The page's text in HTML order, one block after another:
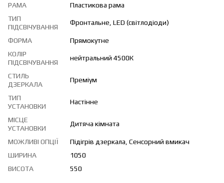
РАМА
Пластикова рама
ТИП
ПІДСВІЧУВАННЯ
Фронтальне, LED (світлодіоди)
ФОРМА
Прямокутне
КОЛІР
ПІДСВІЧУВАННЯ
нейтральний 4500К
СТИЛЬ
ДЗЕРКАЛА
Преміум
ТИП
УСТАНОВКИ
Настінне
МІСЦЕ
УСТАНОВКИ
Дитяча кімната
МОЖЛИВІ ОПЦІЇ
Підігрів дзеркала, Сенсорний вмикач
ШИРИНА
1050
ВИСОТА
550